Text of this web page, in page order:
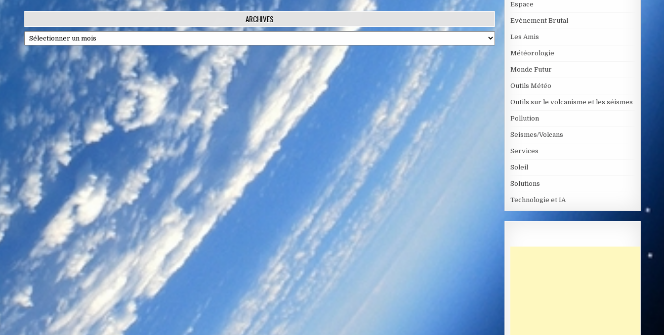
ARCHIVES
Archives
Espace
Evènement Brutal
Les Amis
Météorologie
Monde Futur
Outils Météo
Outils sur le volcanisme et les séismes
Pollution
Seismes/Volcans
Services
Soleil
Solutions
Technologie et IA